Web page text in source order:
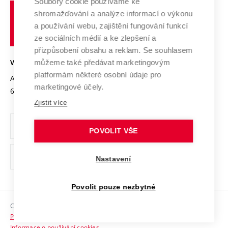
Výzkumné infrastruktury
Transfer znalostí
Open Science
Projekty
Projekty ze strukturálních fondů
Specifický výzkum
Mezinárodní dohody
Univerzitní sítě
Udržitelná univerzita
Podnikavá univerzita / ContriBUTe
Bezpečná univerzita
Vyznamenání
Organizační struktura
Ochrana osobních údajů
odkaz)
Sociální bezpečí
HR Award
učení
technické
Brně
VYSOKÉ UČENÍ TECHNICKÉ V BRNĚ
Antonínská 548/1
602 00 Brno
www.vut.cz
vut@vutbr.cz
Copyright © 2026 VUT
Prohlášení o přístupnosti
shromažďování a analýze informací o výkonu
a používání webu, zajištění fungování funkcí
ze sociálních médií a ke zlepšení a
přizpůsobení obsahu a reklam. Se souhlasem
můžeme také předávat marketingovým
platformám některé osobní údaje pro
marketingové účely.
Zjistit více
POVOLIT VŠE
Nastavení
Povolit pouze nezbytné